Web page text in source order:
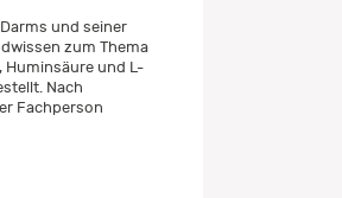
und seiner
zum Thema
Huminsäure und L-
Nach
Fachperson